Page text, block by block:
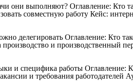
они выполняют? Оглавление: Кто
совместную работу Кейс:
делегировать Оглавление: Кто
и производственный
и специфика работы Оглавление:
и требования